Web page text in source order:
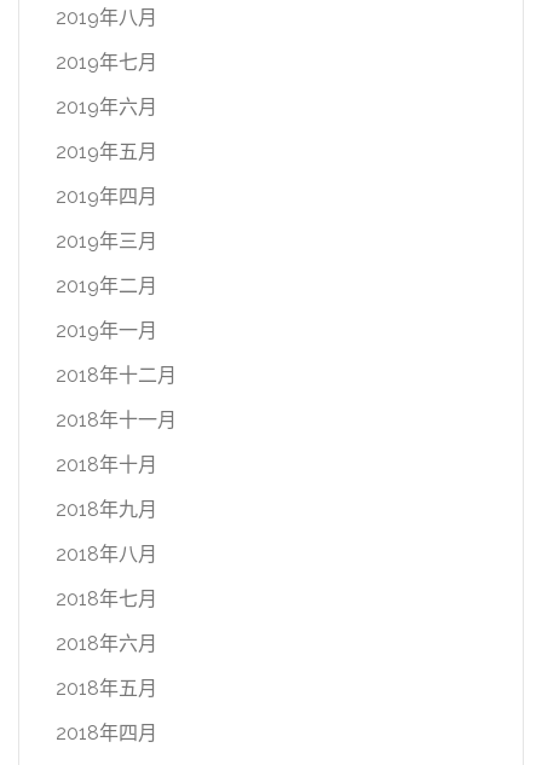
2019年八月
2019年七月
2019年六月
2019年五月
2019年四月
2019年三月
2019年二月
2019年一月
2018年十二月
2018年十一月
2018年十月
2018年九月
2018年八月
2018年七月
2018年六月
2018年五月
2018年四月